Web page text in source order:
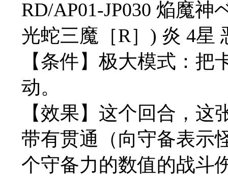
RD/AP01-JP030 焔魔
光蛇三魔［R］) 炎 4星
【条件】极大模式：
动。
【效果】这个回合，
带有贯通（向守备表示
个守备力的数值的战斗